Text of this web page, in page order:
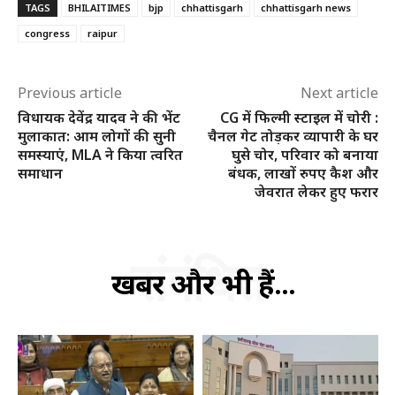
TAGS BHILAITIMES bjp chhattisgarh
chhattisgarh news
congress
raipur
Previous article
विधायक देवेंद्र यादव ने की भेंट
मुलाकात: आम लोगों की सुनी
समस्याएं, MLA ने किया त्वरित
समाधान
Next article
CG में फिल्मी स्टाइल में चोरी :
चैनल गेट तोड़कर व्यापारी के घर
घुसे चोर, परिवार को बनाया
बंधक, लाखों रुपए कैश और
जेवरात लेकर हुए फरार
खबरें और भी हैं...
संबंधित